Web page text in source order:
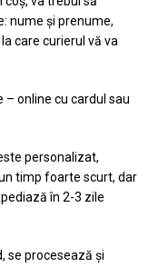
nume și prenume,
care curierul vă va
– online cu cardul sau
personalizat,
timp foarte scurt, dar
în 2-3 zile
se procesează și